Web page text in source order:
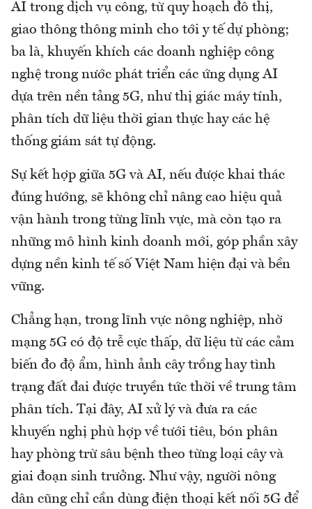
AI trong dịch vụ công, từ quy hoạch đô thị,
giao thông thông minh cho tới y tế dự phòng;
ba là, khuyến khích các doanh nghiệp công
nghệ trong nước phát triển các ứng dụng AI
dựa trên nền tảng 5G, như thị giác máy tính,
phân tích dữ liệu thời gian thực hay các hệ
thống giám sát tự động.
Sự kết hợp giữa 5G và AI, nếu được khai thác
đúng hướng, sẽ không chỉ nâng cao hiệu quả
vận hành trong từng lĩnh vực, mà còn tạo ra
những mô hình kinh doanh mới, góp phần xây
dựng nền kinh tế số Việt Nam hiện đại và bền
vững.
Chẳng hạn, trong lĩnh vực nông nghiệp, nhờ
mạng 5G có độ trễ cực thấp, dữ liệu từ các cảm
biến đo độ ẩm, hình ảnh cây trồng hay tình
trạng đất đai được truyền tức thời về trung tâm
phân tích. Tại đây, AI xử lý và đưa ra các
khuyến nghị phù hợp về tưới tiêu, bón phân
hay phòng trừ sâu bệnh theo từng loại cây và
giai đoạn sinh trưởng. Như vậy, người nông
dân cũng chỉ cần dùng điện thoại kết nối 5G để